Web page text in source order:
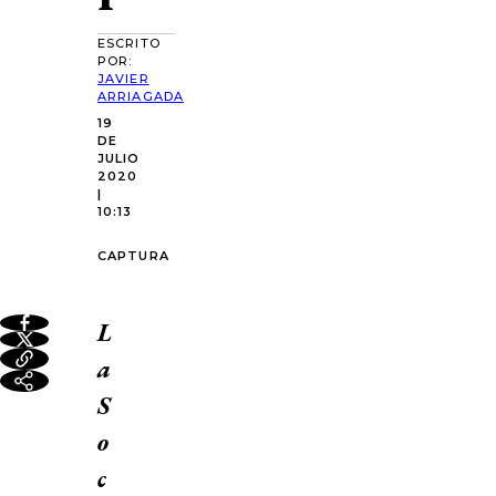
ESCRITO
POR:
JAVIER
ARRIAGADA
19
DE
JULIO
2020
|
10:13
CAPTURA
L
a
S
o
c